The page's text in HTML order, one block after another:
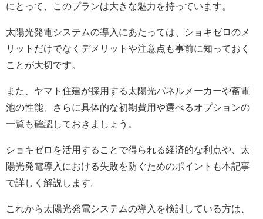
にとって、このプランは大きな魅力を持っています。
太陽光発電システムの導入にあたっては、ショキゼロのメ
リットだけでなくデメリットや注意点も事前に知っておく
ことが大切です。
また、ヤマト住建が採用する太陽光パネルメーカーや蓄電
池の性能、さらに具体的な初期費用や選べるオプションの
一覧も確認しておきましょう。
ショキゼロを活用することで得られる経済的な利点や、太
陽光発電導入における失敗を防ぐためのポイントも本記事
で詳しく解説します。
これから太陽光発電システムの導入を検討している方は、